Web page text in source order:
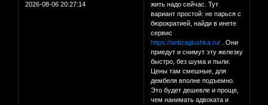
2026-08-06 20:27:14
жить надо сейчас. Тут
вариант простой: не парься с
бюрократией, найди в инете
сервис
https://antizaglushka.ru/ . Они
приедут и снимут эту железку
быстро, без шума и пыли.
Цены там смешные, для
дембеля вполне подъемно.
Это будет дешевле и проще,
чем нанимать адвоката и